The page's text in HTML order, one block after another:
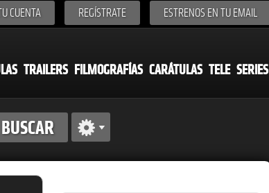
CUENTA REGÍSTRATE ESTRENOS EN TU EMAIL
TRAILERS FILMOGRAFÍAS CARÁTULAS TELE SERIES